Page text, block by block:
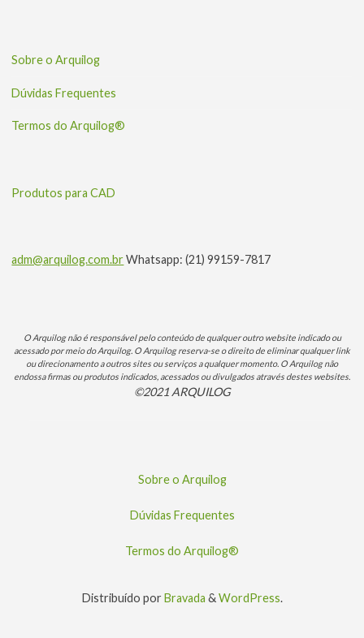
Sobre o Arquilog
Dúvidas Frequentes
Termos do Arquilog®
Produtos para CAD
adm@arquilog.com.brWhatsapp: (21) 99159-7817
O Arquilog não é responsável pelo conteúdo de qualquer outro website indicado ou
acessado por meio do Arquilog. O Arquilog reserva-se o direito de eliminar qualquer link
ou direcionamento a outros sites ou serviços a qualquer momento. O Arquilog não
endossa firmas ou produtos indicados, acessados ou divulgados através destes websites.
©2021 ARQUILOG
Sobre o Arquilog
Dúvidas Frequentes
Termos do Arquilog®
Distribuído por Bravada &WordPress.